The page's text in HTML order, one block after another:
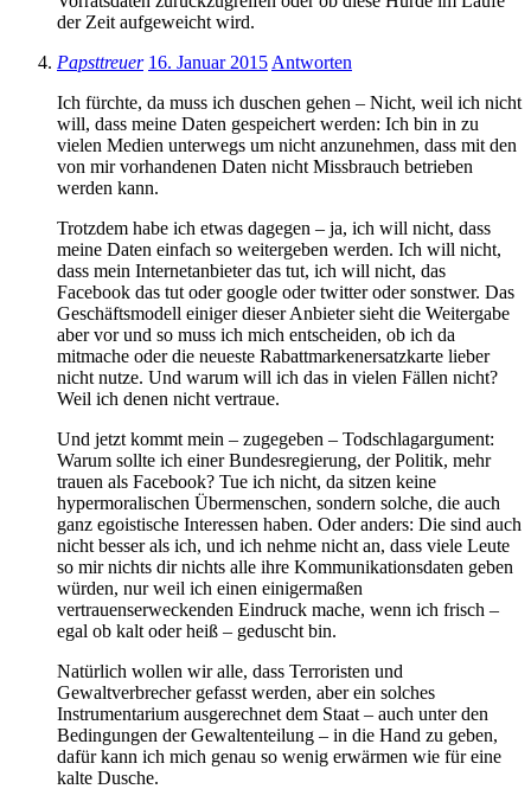
der Zeit aufgeweicht wird.
Papsttreuer 16. Januar 2015 Antworten
Ich fürchte, da muss ich duschen gehen – Nicht, weil ich nicht
will, dass meine Daten gespeichert werden: Ich bin in zu
vielen Medien unterwegs um nicht anzunehmen, dass mit den
von mir vorhandenen Daten nicht Missbrauch betrieben
werden kann.
Trotzdem habe ich etwas dagegen – ja, ich will nicht, dass
meine Daten einfach so weitergeben werden. Ich will nicht,
dass mein Internetanbieter das tut, ich will nicht, das
Facebook das tut oder google oder twitter oder sonstwer. Das
Geschäftsmodell einiger dieser Anbieter sieht die Weitergabe
aber vor und so muss ich mich entscheiden, ob ich da
mitmache oder die neueste Rabattmarkenersatzkarte lieber
nicht nutze. Und warum will ich das in vielen Fällen nicht?
Weil ich denen nicht vertraue.
Und jetzt kommt mein – zugegeben – Todschlagargument:
Warum sollte ich einer Bundesregierung, der Politik, mehr
trauen als Facebook? Tue ich nicht, da sitzen keine
hypermoralischen Übermenschen, sondern solche, die auch
ganz egoistische Interessen haben. Oder anders: Die sind auch
nicht besser als ich, und ich nehme nicht an, dass viele Leute
so mir nichts dir nichts alle ihre Kommunikationsdaten geben
würden, nur weil ich einen einigermaßen
vertrauenserweckenden Eindruck mache, wenn ich frisch –
egal ob kalt oder heiß – geduscht bin.
Natürlich wollen wir alle, dass Terroristen und
Gewaltverbrecher gefasst werden, aber ein solches
Instrumentarium ausgerechnet dem Staat – auch unter den
Bedingungen der Gewaltenteilung – in die Hand zu geben,
dafür kann ich mich genau so wenig erwärmen wie für eine
kalte Dusche.